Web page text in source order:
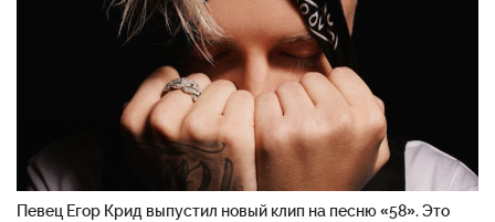
Певец Егор Крид выпустил новый клип на песню «58». Это